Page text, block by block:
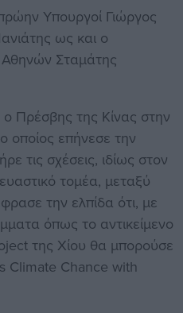
Υπουργοί Γιώργος
ως και ο
Σταμάτης
Πρέσβης της Κίνας στην
οποίος επήνεσε την
τις σχέσεις, ιδίως στον
τομέα, μεταξύ
την ελπίδα ότι, με
όπως το αντικείμενο
της Χίου θα μπορούσε
Climate Chance with